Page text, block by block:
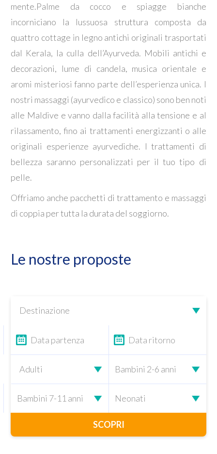
mente.Palme da cocco e spiagge bianche
incorniciano la lussuosa struttura composta da
quattro cottage in legno antichi originali trasportati
dal Kerala, la culla dell’Ayurveda. Mobili antichi e
decorazioni, lume di candela, musica orientale e
aromi misteriosi fanno parte dell’esperienza unica. I
nostri massaggi (ayurvedico e classico) sono ben noti
alle Maldive e vanno dalla facilità alla tensione e al
rilassamento, fino ai trattamenti energizzanti o alle
originali esperienze ayurvediche. I trattamenti di
bellezza saranno personalizzati per il tuo tipo di
pelle.
Offriamo anche pacchetti di trattamento e massaggi
di coppia per tutta la durata del soggiorno.
Le nostre proposte
SCOPRI